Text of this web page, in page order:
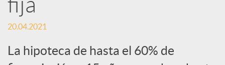
s
20.04.2021
La hipoteca de hasta el 60% de